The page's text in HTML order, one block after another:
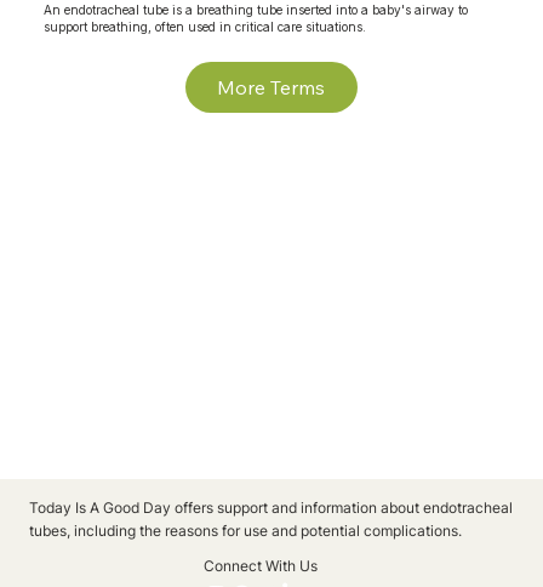
An endotracheal tube is a breathing tube inserted into a baby's airway to
support breathing, often used in critical care situations.
More Terms
Today Is A Good Day offers support and information about endotracheal
tubes, including the reasons for use and potential complications.
Connect With Us